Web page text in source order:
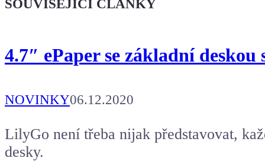
SOUVISEJÍCÍ ČLÁNKY
4.7″ ePaper se základní
NOVINKY06.12.2020
LilyGo není třeba nijak představovat,
desky.